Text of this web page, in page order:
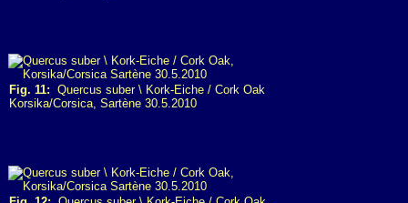
Fig. 11: Quercus suber \ Kork-Eiche / Cork Oak
Korsika/Corsica, Sartène 30.5.2010